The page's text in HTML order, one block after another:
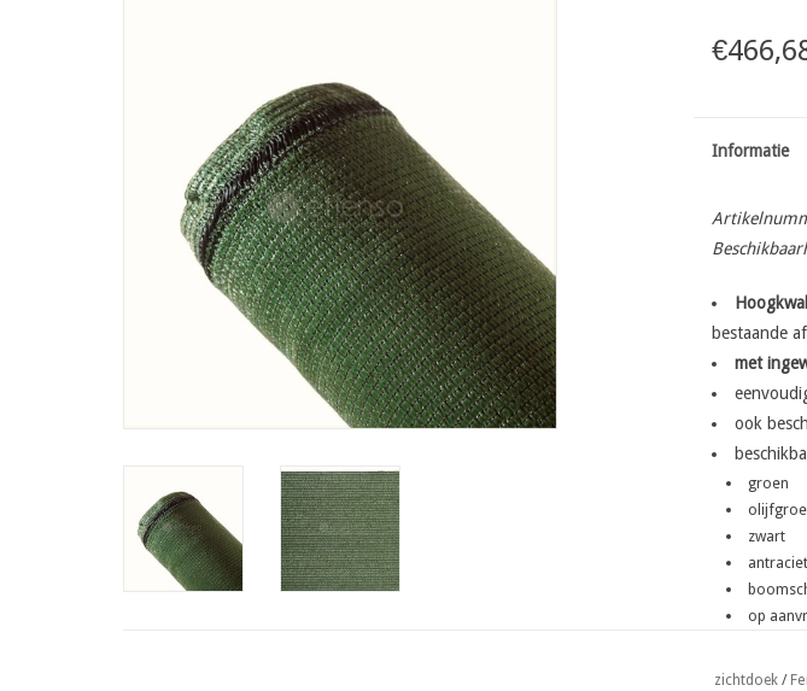
Informatie
bestaande
met
ook
groen
zwart
antraciet
op
zichtdoek /